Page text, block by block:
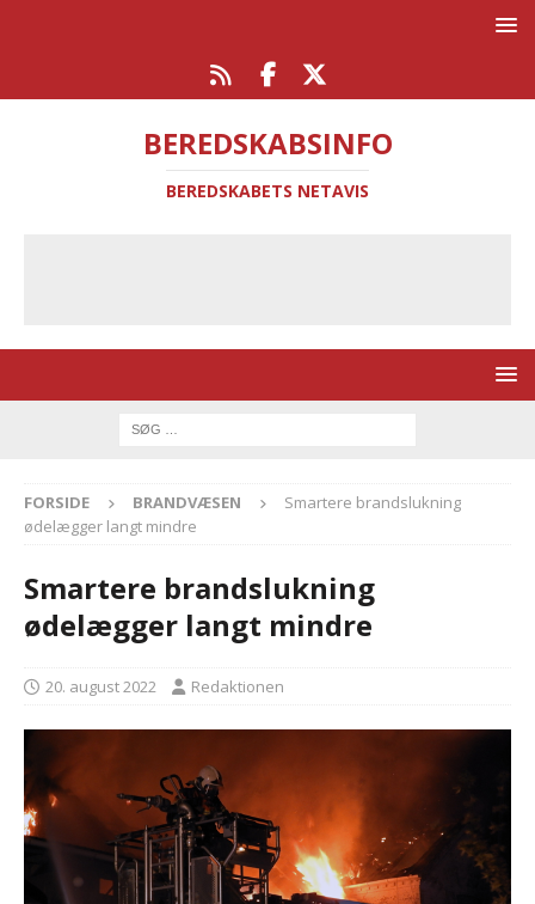
BEREDSKABSINFO
BEREDSKABETS NETAVIS
FORSIDE BRANDVÆSEN
Smartere brandslukning
ødelægger langt mindre
Smartere brandslukning
ødelægger langt mindre
20. august 2022 Redaktionen